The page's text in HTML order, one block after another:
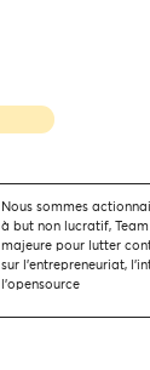
Nous sommes
à but non lucratif,
majeure pour lutter
sur l'entrepreneuriat,
l'opensource